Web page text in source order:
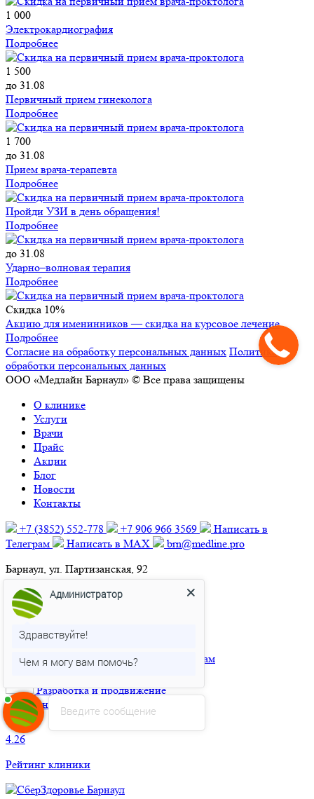
1 000
Электрокардиография
Подробнее
1 500
до 31.08
Первичный прием гинеколога
Подробнее
1 700
до 31.08
Прием врача-терапевта
Подробнее
Пройди УЗИ в день обращения!
Подробнее
до 31.08
Ударно–волновая терапия
Подробнее
Скидка 10%
Акцию для именинников — скидка на курсовое лечение
Подробнее
Согласие на обработку персональных данных Политика
обработки персональных данных
ООО «Медлайн Барнаул» © Все права защищены
О клинике
Услуги
Врачи
Прайс
Акции
Блог
Новости
Контакты
+7 (3852) 552‑778
+7 906 966 3569
Написать в
Телеграм
Написать в MAX
brn@medline.pro
Барнаул, ул. Партизанская, 92
Пн-Пт08:00-20:00
Сб-Вс08:00-17:00
Мы в соцсетях:
Разработка и продвижение
медицинского сайта
4.26
Рейтинг клиники
Введите сообщение
Администратор
Здравствуйте!
Чем я могу вам помочь?